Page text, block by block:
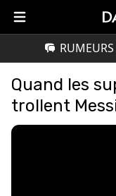
RUMEURS
Quand les
trollent